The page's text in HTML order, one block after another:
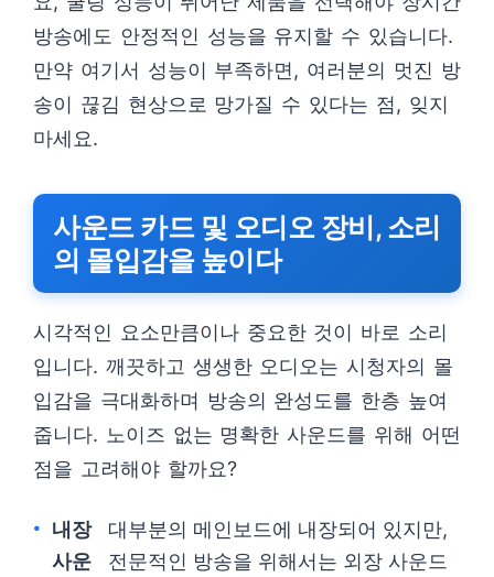
방송에도 안정적인 성능을 유지할 수 있습니다.
만약 여기서 성능이 부족하면, 여러분의 멋진 방
송이 끊김 현상으로 망가질 수 있다는 점, 잊지
마세요.
사운드 카드 및 오디오 장비, 소리
의 몰입감을 높이다
시각적인 요소만큼이나 중요한 것이 바로 소리
입니다. 깨끗하고 생생한 오디오는 시청자의 몰
입감을 극대화하며 방송의 완성도를 한층 높여
줍니다. 노이즈 없는 명확한 사운드를 위해 어떤
점을 고려해야 할까요?
내장
사운
대부분의 메인보드에 내장되어 있지만,
전문적인 방송을 위해서는 외장 사운드